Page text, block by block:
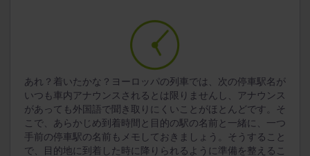
あれ？着いたかな？ヨーロッパの列車では、次の停車駅名が
いつも車内アナウンスされるとは限りませんし、アナウンス
があっても外国語で聞き取りにくいことがほとんどです。そ
こで、あらかじめ到着時間と目的の駅の名前と一緒に、一つ
手前の停車駅の名前もメモしておきましょう。そうすること
で、目的地に到着した時に降りられるように準備を整えるこ